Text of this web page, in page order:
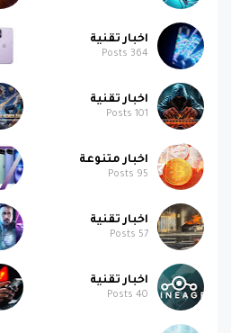
اخبار تقنية
364
اخبار تقنية
101
اخبار متنوعة
95
اخبار تقنية
57
اخبار تقنية
40